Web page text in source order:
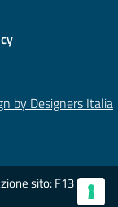
by Designers Italia
sito: F13